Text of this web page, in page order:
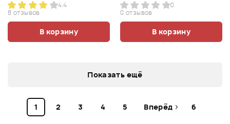
4.4
8 отзывов
В корзину
0
0 отзывов
В корзину
Показать ещё
1 2 3 4 5 Вперёд 6